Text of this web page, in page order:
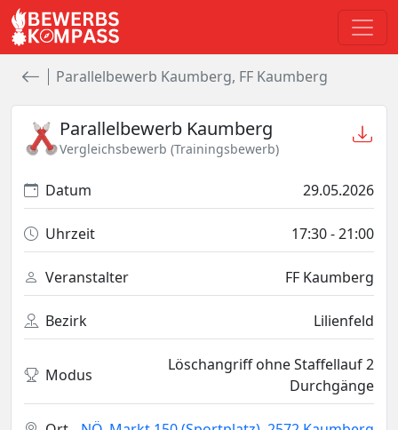
Parallelbewerb Kaumberg, FF Kaumberg
Parallelbewerb Kaumberg
Vergleichsbewerb (Trainingsbewerb)
Datum 29.05.2026
Uhrzeit 17:30- 21:00
Veranstalter FF Kaumberg
Bezirk Lilienfeld
Modus
Löschangriff ohne Staffellauf 2
Durchgänge